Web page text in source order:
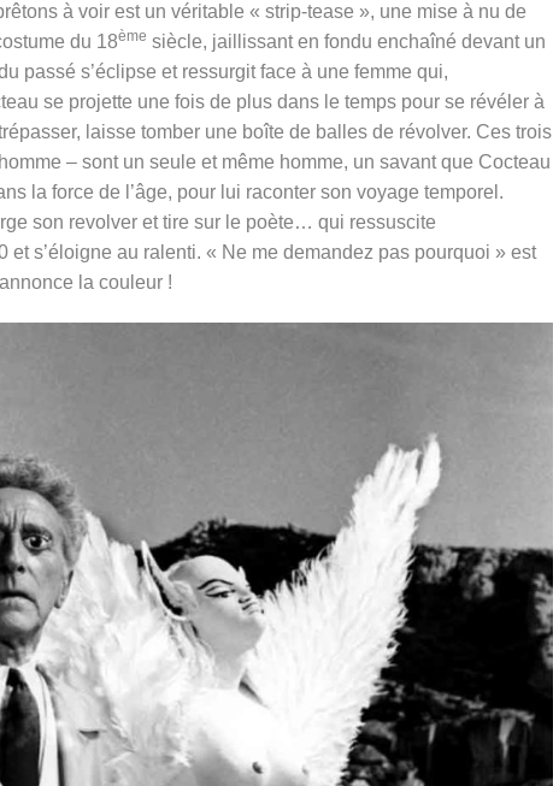
à voir est un véritable « strip-tease », une mise à nu de
du 18ème siècle, jaillissant en fondu enchaîné devant un
passé s’éclipse et ressurgit face à une femme qui,
se projette une fois de plus dans le temps pour se révéler à
laisse tomber une boîte de balles de révolver. Ces trois
– sont un seule et même homme, un savant que Cocteau
la force de l’âge, pour lui raconter son voyage temporel.
son revolver et tire sur le poète… qui ressuscite
s’éloigne au ralenti. « Ne me demandez pas pourquoi » est
la couleur !